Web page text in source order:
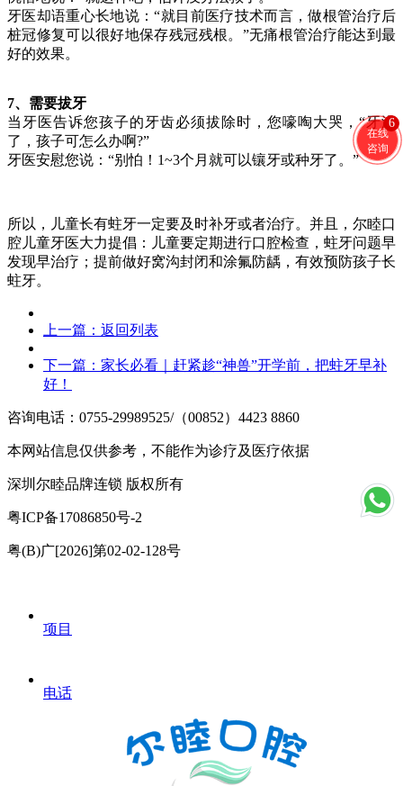
在线
咨询
6
牙医却语重心长地说：“就目前医疗技术而言，做根管治疗后
桩冠修复可以很好地保存残冠残根。”无痛根管治疗能达到最
好的效果。
7、需要拔牙
当牙医告诉您孩子的牙齿必须拔除时，您嚎啕大哭，“牙没
了，孩子可怎么办啊?”
牙医安慰您说：“别怕！1~3个月就可以镶牙或种牙了。”
所以，儿童长有蛀牙一定要及时补牙或者治疗。并且，尔睦口
腔儿童牙医大力提倡：儿童要定期进行口腔检查，蛀牙问题早
发现早治疗；提前做好窝沟封闭和涂氟防龋，有效预防孩子长
蛀牙。
上一篇： 返回列表
下一篇： 家长必看｜赶紧趁“神兽”开学前，把蛀牙早补
好！
咨询电话：0755-29989525/（00852）4423 8860
本网站信息仅供参考，不能作为诊疗及医疗依据
深圳尔睦品牌连锁 版权所有
粤ICP备17086850号-2
粤(B)广[2026]第02-02-128号
项目
电话